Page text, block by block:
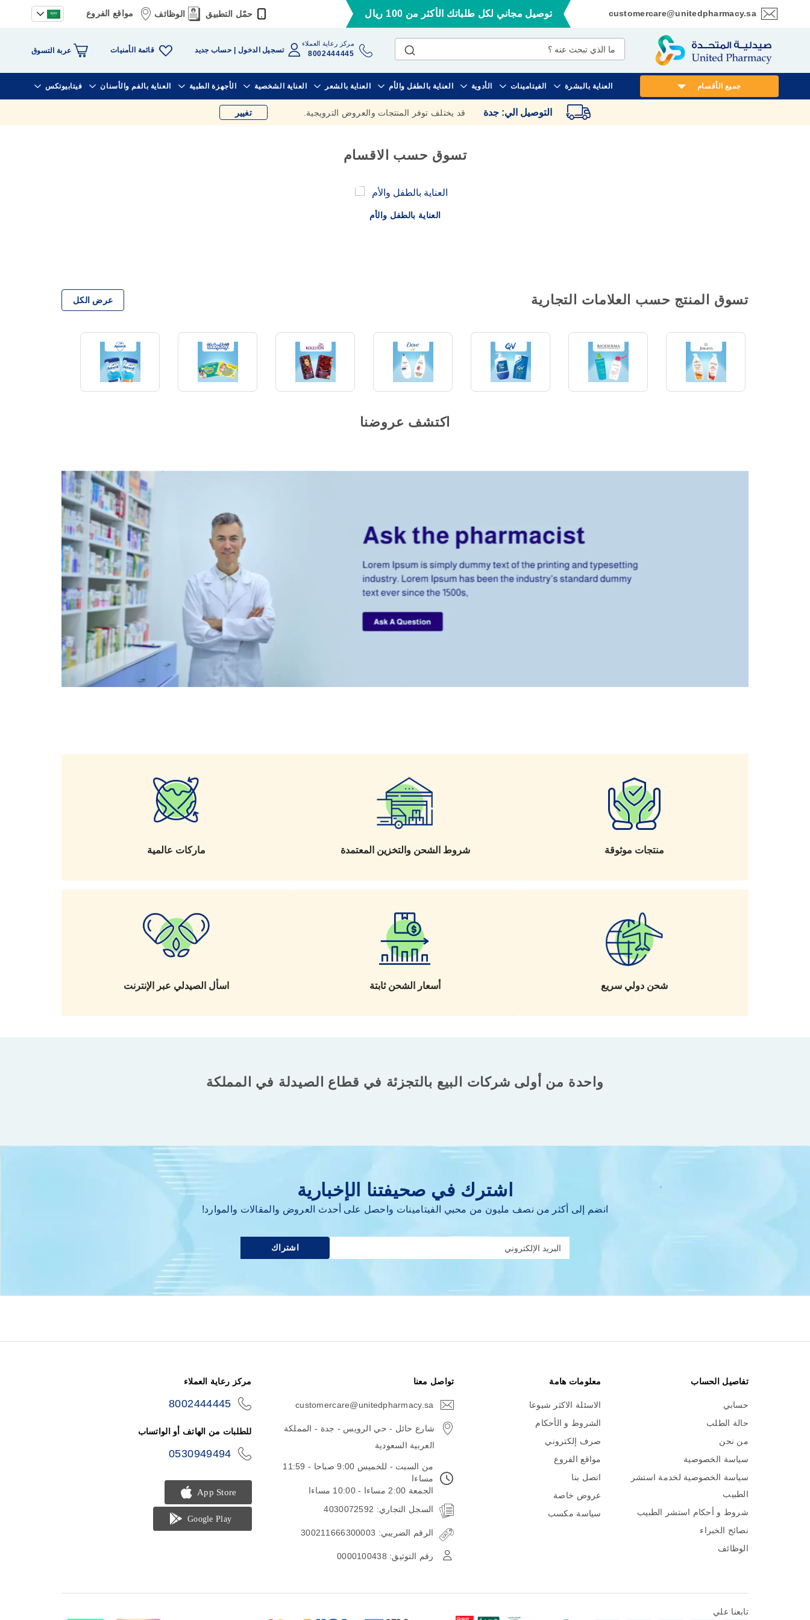
customercare@unitedpharmacy.sa
تخطي
المحتوى
توصيل مجاني لكل طلباتك الأكثر من 100 ريال حمّل التطبيق الوظائف مواقع الفروع
مركز رعاية العملاء
8002444445 تسجيل الدخول حساب جديد قائمة الأمنيات عربة التسوق
العناية بالبشرة الفيتامينات الأدوية العناية بالطفل والأم العناية بالشعر العناية الشخصية الأجهزة الطبية العناية بالفم والأسنان فيتابيوتكس جميع الأقسام
التوصيل الي: جدة قد يختلف توفر المنتجات والعروض الترويجية. تغيير
تسوق حسب الاقسام
العناية بالطفل والأم
تسوق المنتج حسب العلامات التجارية عرض الكل
اكتشف عروضنا
منتجات موثوقة شروط الشحن والتخزين المعتمدة ماركات عالمية
شحن دولي سريع أسعار الشحن ثابتة اسأل الصيدلي عبر الإنترنت
واحدة من أولى شركات البيع بالتجزئة في قطاع الصيدلة في المملكة
اشترك في صحيفتنا الإخبارية
انضم إلى أكثر من نصف مليون من محبي الفيتامينات واحصل على أحدث العروض والمقالات والموارد!
ي
ل
ر
ي
:
اشتراك
تفاصيل الحساب
حسابي
حالة الطلب
من نحن
سياسة الخصوصية
سياسة الخصوصية لخدمة استشر
الطبيب
شروط و أحكام استشر الطبيب
نصائح الخبراء
الوظائف
معلومات هامة
الاسئلة الاكثر شيوعا
الشروط و الأحكام
صرف إلكتروني
مواقع الفروع
اتصل بنا
عروض خاصة
سياسة مكسب
تواصل معنا
customercare@unitedpharmacy.sa
شارع حائل - حي الرويس - جدة - المملكة
العربية السعودية
من السبت - للخميس 9:00 صباحا - 11:59
مساءا
الجمعة 2:00 مساءا - 10:00 مساءا
السجل التجاري: 4030072592
الرقم الضريبي: 300211666300003
رقم التوثيق: 0000100438
مركز رعاية العملاء
8002444445
للطلبات من الهاتف أو الواتساب
0530949494
تابعنا علي